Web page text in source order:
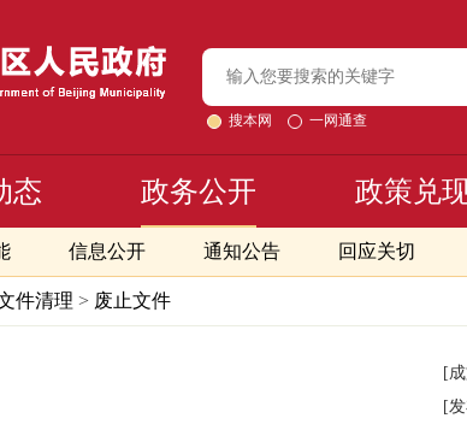
搜本网 一网通查
态 政务公开
信息公开 通知公告 回应关切
政策兑
件清理 > 废止文件
[
[